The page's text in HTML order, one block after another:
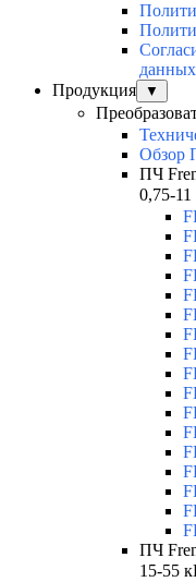
данных
Продукция
▼
Обзор
ПЧ
0,75-
ПЧ
15-55